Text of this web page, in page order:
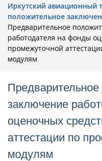
Иркутский авиационный
положительное
Предварительное
работодателя на фонды
промежуточной
модулям
заключение
оценочных
аттестации по
модулям